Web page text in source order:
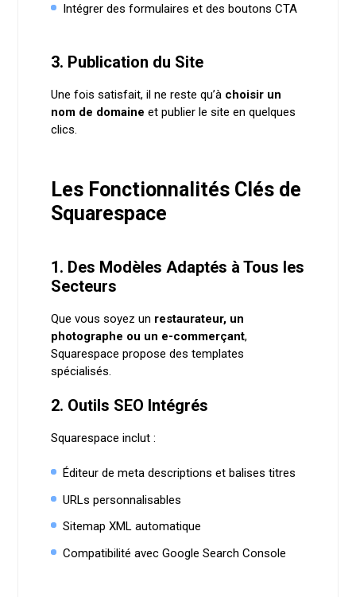
Intégrer des formulaires et des boutons CTA
3. Publication du Site
Une fois satisfait, il ne reste qu’à choisir un
nom de domaine et publier le site en quelques
clics.
Les Fonctionnalités Clés de
Squarespace
1. Des Modèles Adaptés à Tous les
Secteurs
Que vous soyez un restaurateur, un
photographe ou un e-commerçant,
Squarespace propose des templates
spécialisés.
2. Outils SEO Intégrés
Squarespace inclut :
Éditeur de meta descriptions et balises titres
URLs personnalisables
Sitemap XML automatique
Compatibilité avec Google Search Console